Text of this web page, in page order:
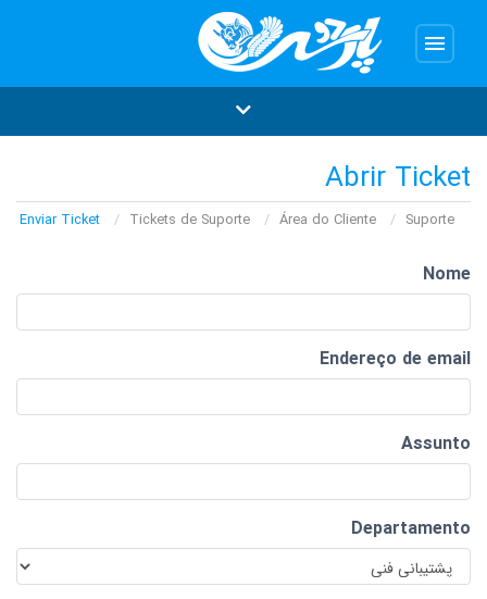
menu
Abrir Ticket
Suporte
Área do Cliente
Tickets de Suporte
Nome
Endereço de email
Assunto
Departamento